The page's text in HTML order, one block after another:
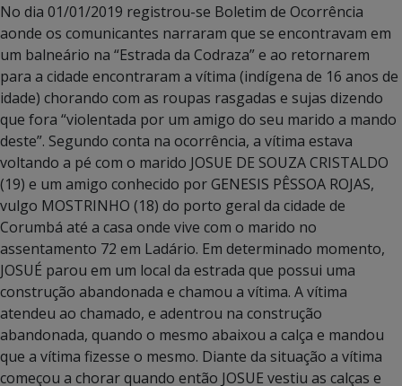
No dia 01/01/2019 registrou-se Boletim de Ocorrência
aonde os comunicantes narraram que se encontravam em
um balneário na “Estrada da Codraza” e ao retornarem
para a cidade encontraram a vítima (indígena de 16 anos de
idade) chorando com as roupas rasgadas e sujas dizendo
que fora “violentada por um amigo do seu marido a mando
deste”. Segundo conta na ocorrência, a vítima estava
voltando a pé com o marido JOSUE DE SOUZA CRISTALDO
(19) e um amigo conhecido por GENESIS PÊSSOA ROJAS,
vulgo MOSTRINHO (18) do porto geral da cidade de
Corumbá até a casa onde vive com o marido no
assentamento 72 em Ladário. Em determinado momento,
JOSUÉ parou em um local da estrada que possui uma
construção abandonada e chamou a vítima. A vítima
atendeu ao chamado, e adentrou na construção
abandonada, quando o mesmo abaixou a calça e mandou
que a vítima fizesse o mesmo. Diante da situação a vítima
começou a chorar quando então JOSUE vestiu as calças e